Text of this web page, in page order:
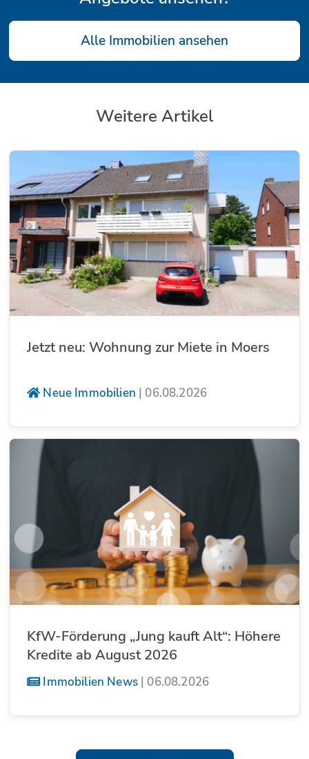
Alle Immobilien ansehen
Weitere Artikel
Jetzt neu: Wohnung zur Miete in Moers
Neue Immobilien | 06.08.2026
KfW-Förderung „Jung kauft Alt“: Höhere
Kredite ab August 2026
Immobilien News| 06.08.2026